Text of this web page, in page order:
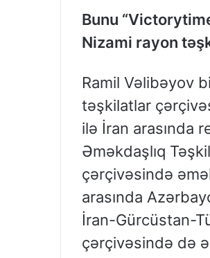
Bunu
Nizami rayon
Ramil Vəlibəyov
təşkilatlar
ilə İran arasında
Əməkdaşlıq
çərçivəsində
arasında
İran-Gürcüstan-
çərçivəsində də